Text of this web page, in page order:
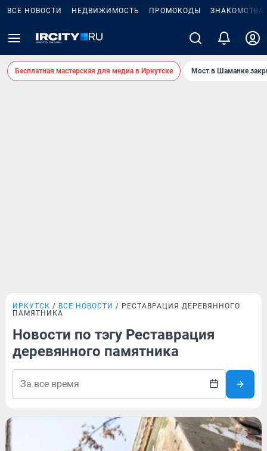
ВСЕ НОВОСТИ НЕДВИЖИМОСТЬ ПРОМОКОДЫ ЗНАКОМСТВА
Бесплатная мастерская для медиа в Иркутске Мост в Шаманке
ИРКУТСК ВСЕ НОВОСТИ
РЕСТАВРАЦИЯ ДЕРЕВЯННОГО
ПАМЯТНИКА
Новости по тэгу Реставрация
деревянного памятника